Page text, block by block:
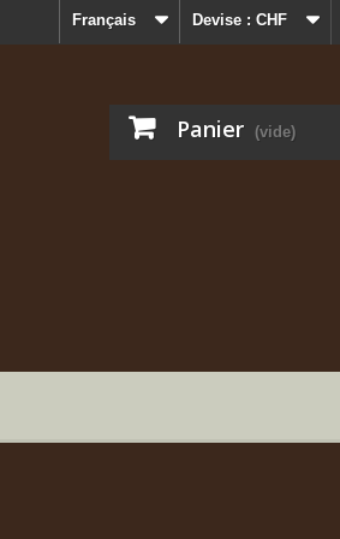
Devise : CHF
Français
Panier (vide)